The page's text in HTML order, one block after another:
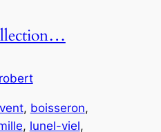
, boisseron
, lunel-viel